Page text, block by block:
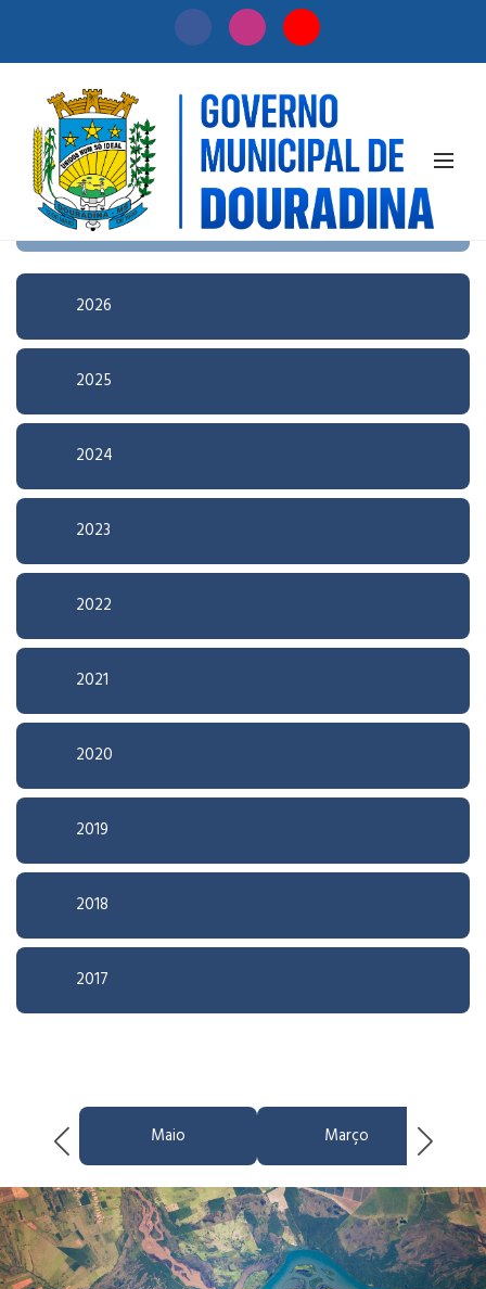
Início / Licitação
Pesquisa Avançada
2026
2025
2024
2023
2022
2021
2020
2019
2018
2017
Maio Março